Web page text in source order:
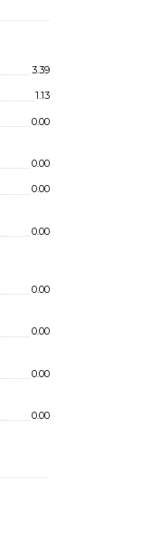
3.39
1.13
0.00
0.00
0.00
0.00
0.00
0.00
0.00
0.00